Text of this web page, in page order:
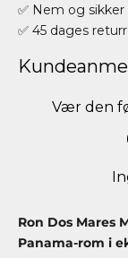
✅ Nem og
✅ 45 dages
Vær den
Ron Dos Mares
Panama-rom i